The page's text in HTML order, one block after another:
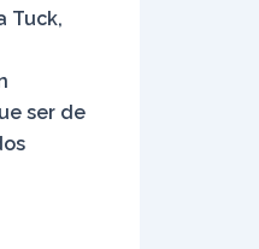
Tuck,
ser de